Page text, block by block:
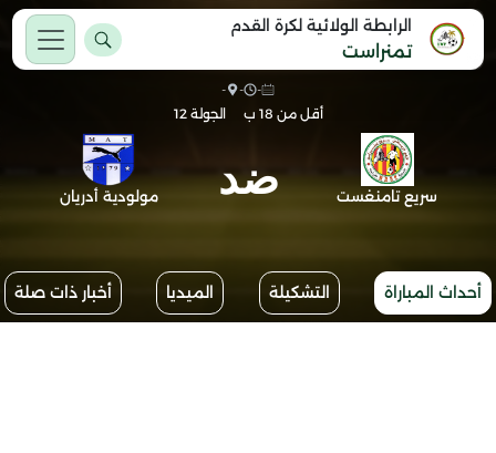
الرابطة الولائية لكرة القدم
تمنراست
-
-
-
أقل من 18 ب
الجولة 12
سريع تامنغست ضد مولودية أدريان
أحداث المباراة التشكيلة الميديا أخبار ذات صلة